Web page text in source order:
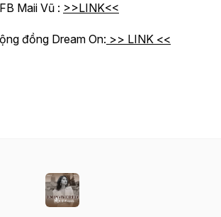
Maii Vũ : >>LINK<<
đồng Dream On: >> LINK <<